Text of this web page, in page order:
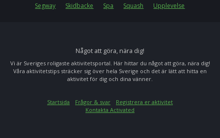
Segway Skidbacke Spa Squash Upplevelse
Något att göra, nära dig!
Vi är Sveriges roligaste aktivitetsportal. Här hittar du något att göra, nära dig!
Våra aktivitetstips sträcker sig över hela Sverige och det är lätt att hitta en
aktivitet för dig och dina vänner.
Startsida Frågor & svar
Registrera er aktivitet
Kontakta Activated